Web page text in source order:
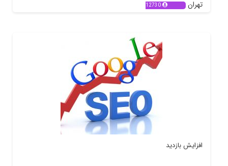
تهران 12730
افزایش بازدید